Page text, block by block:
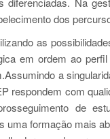
dos
as
em ordem ao
a
respondem com
de
uma formação mais